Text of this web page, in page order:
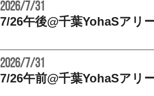
2026/7/31
7/26午後@千葉YohaSア
2026/7/31
7/26午前@千葉YohaSア